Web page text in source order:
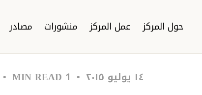
حول المركز عمل المركز منشورات مصادر
١٤ يوليو ٢٠١٥